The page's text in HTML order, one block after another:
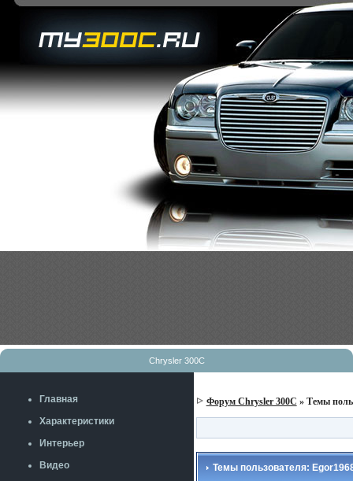
Chrysler 300C
Главная
Характеристики
Интерьер
Видео
Форум Chrysler 300C » Темы
Темы пользователя: